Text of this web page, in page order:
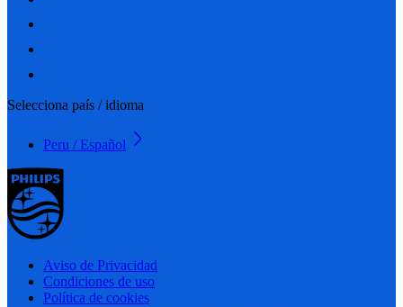
Selecciona país / idioma
Peru / Español
Aviso de Privacidad
Condiciones de uso
Política de cookies